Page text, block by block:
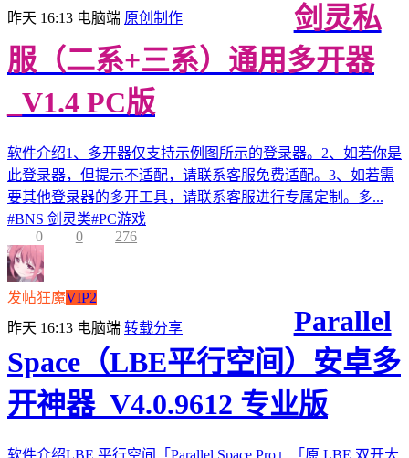
昨天 16:13 电脑端 原创制作
剑灵私
服（二系+三系）通用多开器
_V1.4 PC版
软件介绍1、多开器仅支持示例图所示的登录器。2、如若你是
此登录器，但提示不适配，请联系客服免费适配。3、如若需
要其他登录器的多开工具，请联系客服进行专属定制。多...
#BNS 剑灵类#PC游戏
0
0 276
发帖狂魔VIP2
昨天 16:13 电脑端 转载分享
Parallel
Space（LBE平行空间）安卓多
开神器_V4.0.9612 专业版
软件介绍LBE 平行空间「Parallel Space Pro」「原 LBE 双开大